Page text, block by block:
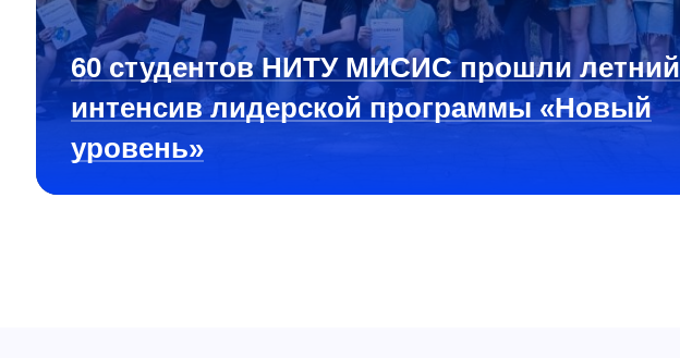
60 студентов НИТУ МИСИС прошли летний
интенсив лидерской программы «Новый
уровень»